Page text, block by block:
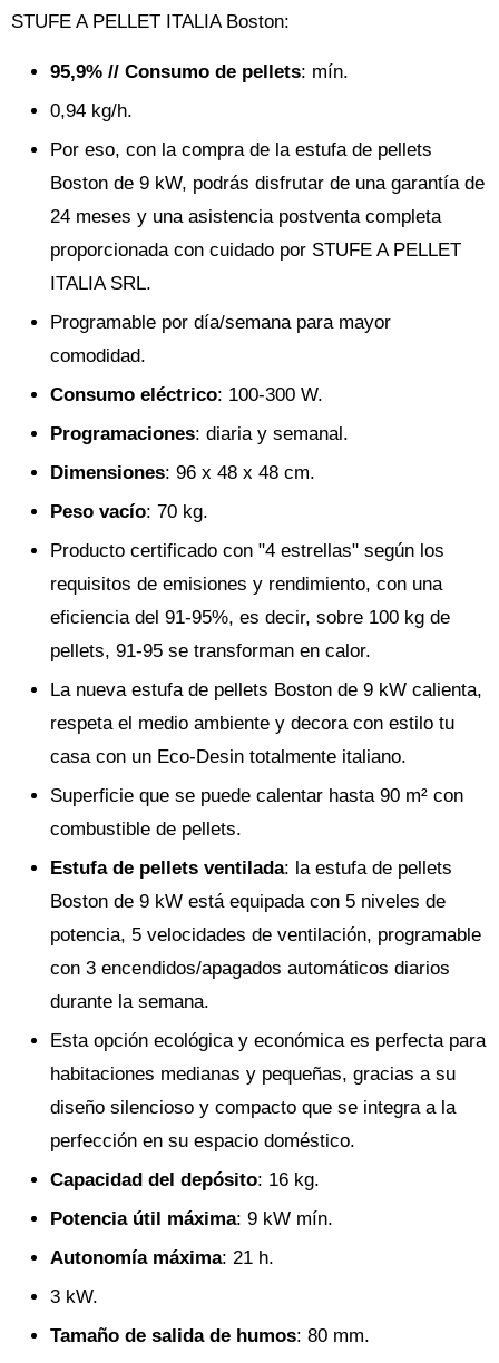
STUFE A PELLET ITALIA Boston:
95,9% // Consumo de pellets: mín.
0,94 kg/h.
Por eso, con la compra de la estufa de pellets
Boston de 9 kW, podrás disfrutar de una garantía de
24 meses y una asistencia postventa completa
proporcionada con cuidado por STUFE A PELLET
ITALIA SRL.
Programable por día/semana para mayor
comodidad.
Consumo eléctrico: 100-300 W.
Programaciones: diaria y semanal.
Dimensiones: 96 x 48 x 48 cm.
Peso vacío: 70 kg.
Producto certificado con "4 estrellas" según los
requisitos de emisiones y rendimiento, con una
eficiencia del 91-95%, es decir, sobre 100 kg de
pellets, 91-95 se transforman en calor.
La nueva estufa de pellets Boston de 9 kW calienta,
respeta el medio ambiente y decora con estilo tu
casa con un Eco-Desin totalmente italiano.
Superficie que se puede calentar hasta 90 m² con
combustible de pellets.
Estufa de pellets ventilada: la estufa de pellets
Boston de 9 kW está equipada con 5 niveles de
potencia, 5 velocidades de ventilación, programable
con 3 encendidos/apagados automáticos diarios
durante la semana.
Esta opción ecológica y económica es perfecta para
habitaciones medianas y pequeñas, gracias a su
diseño silencioso y compacto que se integra a la
perfección en su espacio doméstico.
Capacidad del depósito: 16 kg.
Potencia útil máxima: 9 kW mín.
Autonomía máxima: 21 h.
3 kW.
Tamaño de salida de humos: 80 mm.